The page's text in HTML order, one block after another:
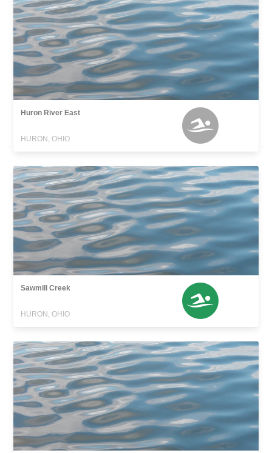
Huron River East
HURON, OHIO
Sawmill Creek
HURON, OHIO